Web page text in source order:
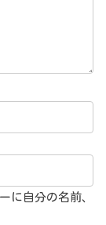
に自分の名前、